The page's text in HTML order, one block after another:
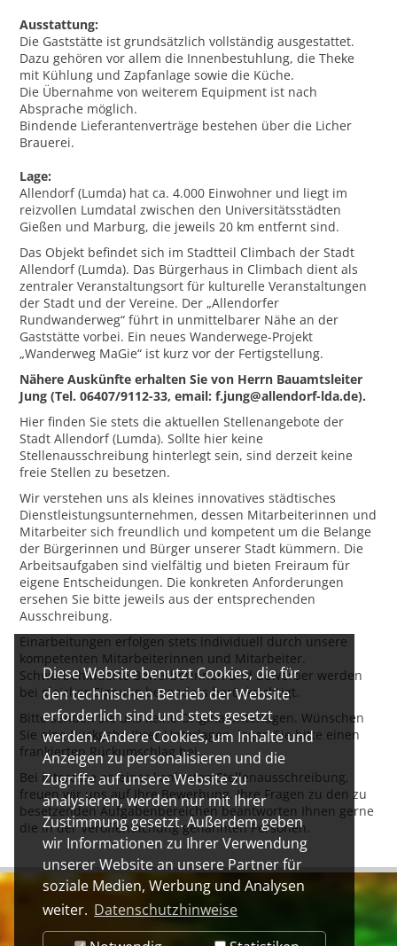
Diese Website benutzt Cookies, die für
den technischen Betrieb der Website
erforderlich sind und stets gesetzt
werden. Andere Cookies, um Inhalte und
Anzeigen zu personalisieren und die
Zugriffe auf unsere Website zu
analysieren, werden nur mit Ihrer
Zustimmung gesetzt. Außerdem geben
wir Informationen zu Ihrer Verwendung
unserer Website an unsere Partner für
soziale Medien, Werbung und Analysen
weiter. Datenschutzhinweise
Ausstattung:
Die Gaststätte ist grundsätzlich vollständig ausgestattet.
Dazu gehören vor allem die Innenbestuhlung, die Theke
mit Kühlung und Zapfanlage sowie die Küche.
Die Übernahme von weiterem Equipment ist nach
Absprache möglich.
Bindende Lieferantenverträge bestehen über die Licher
Brauerei.
Lage:
Allendorf (Lumda) hat ca. 4.000 Einwohner und liegt im
reizvollen Lumdatal zwischen den Universitätsstädten
Gießen und Marburg, die jeweils 20 km entfernt sind.
Das Objekt befindet sich im Stadtteil Climbach der Stadt
Allendorf (Lumda). Das Bürgerhaus in Climbach dient als
zentraler Veranstaltungsort für kulturelle Veranstaltungen
der Stadt und der Vereine. Der „Allendorfer
Rundwanderweg“ führt in unmittelbarer Nähe an der
Gaststätte vorbei. Ein neues Wanderwege-Projekt
„Wanderweg MaGie“ ist kurz vor der Fertigstellung.
Nähere Auskünfte erhalten Sie von Herrn Bauamtsleiter
Jung (Tel. 06407/9112-33, email: f.jung@allendorf-lda.de).
Hier finden Sie stets die aktuellen Stellenangebote der
Stadt Allendorf (Lumda). Sollte hier keine
Stellenausschreibung hinterlegt sein, sind derzeit keine
freie Stellen zu besetzen.
Wir verstehen uns als kleines innovatives städtisches
Dienstleistungsunternehmen, dessen Mitarbeiterinnen und
Mitarbeiter sich freundlich und kompetent um die Belange
der Bürgerinnen und Bürger unserer Stadt kümmern. Die
Arbeitsaufgaben sind vielfältig und bieten Freiraum für
eigene Entscheidungen. Die konkreten Anforderungen
ersehen Sie bitte jeweils aus der entsprechenden
Ausschreibung.
Einarbeitungen erfolgen stets individuell durch unsere
kompetenten Mitarbeiterinnen und Mitarbeiter.
Schwerbehinderte Bewerberinnen und Bewerber werden
bei gleicher Eignung besonders berücksichtigt.
Bitte senden Sie uns keine Originalunterlagen. Wünschen
Sie eine Rückgabe Ihrer Unterlagen, legen Sie bitte einen
frankierten Rückumschlag bei.
Bei Interesse an einer konkreten Stellenausschreibung,
freuen wir uns auf Ihre Bewerbung. Ihre Fragen zu den zu
besetzenden Aufgabenbereichen beantworten Ihnen gerne
die in der Veröffentlichung genannten Personen.